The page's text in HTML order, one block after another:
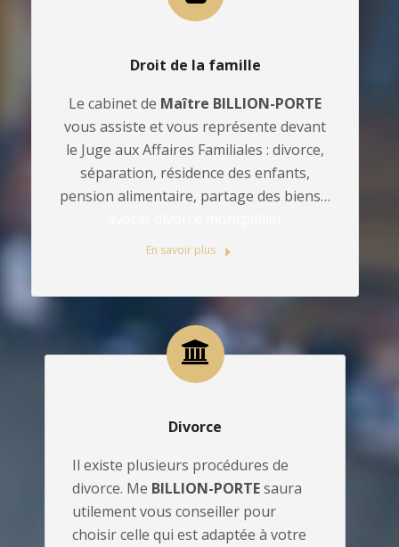
Droit de la famille
Le cabinet de Maître BILLION-PORTE
vous assiste et vous représente devant
le Juge aux Affaires Familiales : divorce,
séparation, résidence des enfants,
pension alimentaire, partage des biens…
En savoir plus
Divorce
Il existe plusieurs procédures de
divorce. Me BILLION-PORTEsaura
utilement vous conseiller pour
choisir celle qui est adaptée à votre